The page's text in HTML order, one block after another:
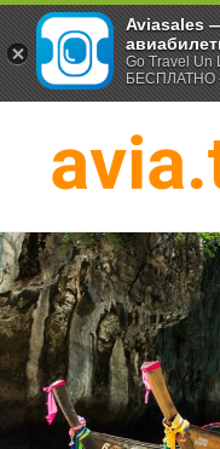
Хитрости
Aviasales
Go Travel Un
БЕСПЛАТНО -